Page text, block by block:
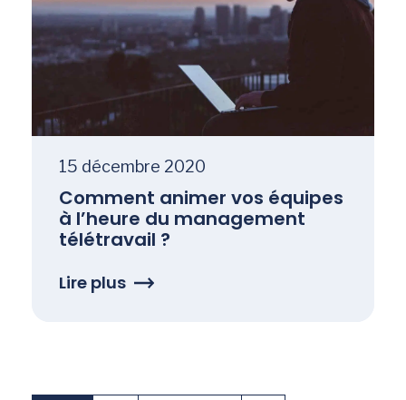
15 décembre 2020
Comment animer vos équipes
à l’heure du management
télétravail ?
Lire plus